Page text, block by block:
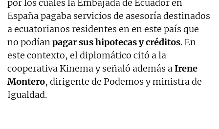
por los cuales la Embajada de Ecuador en
España pagaba servicios de asesoría destinados
a ecuatorianos residentes en en este país que
no podíanpagar sus hipotecas y créditos. En
este contexto, el diplomático citó a la
cooperativa Kinema y señaló además aIrene
Montero, dirigente de Podemos y ministra de
Igualdad.